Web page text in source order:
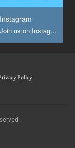
Instagram
Join us on Instagram
Policy